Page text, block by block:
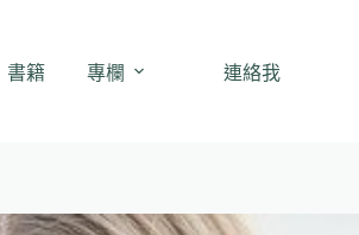
書籍 專欄 連絡我